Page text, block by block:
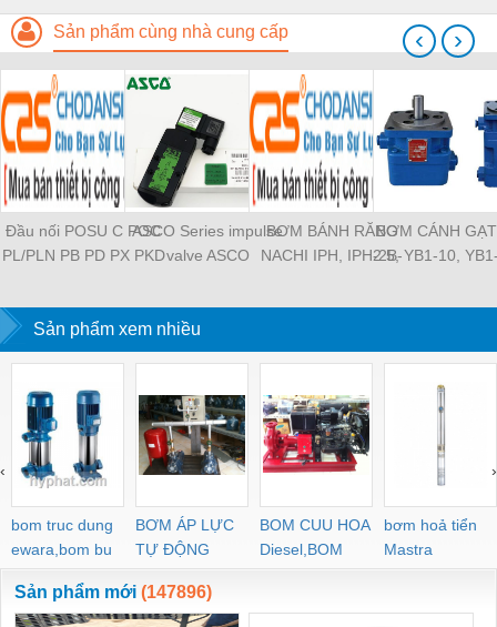
Sản phẩm cùng nhà cung cấp
Đầu nối POSU C POC
PL/PLN PB PD PX PKD
PLF PMF PTL SL SS
SCA SAFS SASF HVFS
HVSF PU PV PE PY
HVFF PLJ PYJ PP PG
PEG PW PGJ PPGJ
PYJW SL-C PC-C
POC-C PL-C
ASCO Series impulse
valve ASCO
SCG353A044 ASCO
SCG353A047 ASCO
SCG353A050 ASCO
SXE353.060
BƠM BÁNH RĂNG
NACHI IPH, IPH-2B-
IPH-2A-5-11, IPH-5A-
IPH-5B-50-LT-11, IPH-
100-L-11, IPH-5A-40-
11
BƠM CÁNH
2.5, YB1-10,
100/16 YB1-
YB1-40/12 YB1-
‹ ›
Sản phẩm xem nhiều
bom truc dung
ewara,bom bu
ewara
BƠM ÁP LỰC
TỰ ĐỘNG
BOM CUU HOA
Diesel,BOM
CHUA CHAY
bơm hoả tiển
Mastra
‹ ›
Sản phẩm mới (147896)